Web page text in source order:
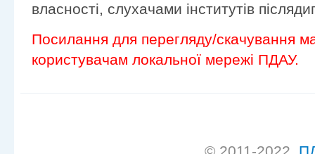
власності, слухачами інститутів
Посилання для перегляду/скачування
користувачам локальної мережі ПДАУ.